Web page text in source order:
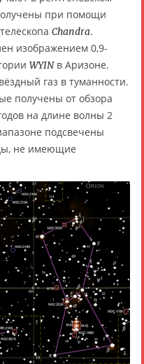
при помощи
Chandra.
изображением 0,9-
WYINв Аризоне.
газ в туманности.
получены от обзора
на длине волны 2
подсвечены
не имеющие